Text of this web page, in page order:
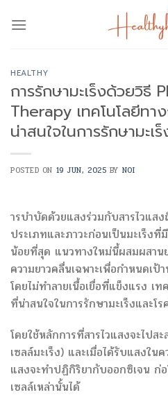
HEALTHY
การรักษามะเร็งด้วยวิธี
Therapy เทคโนโลยีท
น่าสนใจในการรักษามะเ
POSTED ON 19 JUN, 2025 BY NOI
ารบำบัดด้วยแสงร่วมกับสารไวแสง
ประเภทและภาวะก่อนเป็นมะเร็ง
น้อยที่สุด แนวทางใหม่นี้ผสมผสาน
ความยาวคลื่นเฉพาะเพื่อกำหนดเป้
โดยไม่ทำลายเนื้อเยื่อที่แข็งแรง เ
ที่น่าสนใจในการรักษามะเร็งและโ
โดยใช้หลักการที่สารไวแสงจะไปส
เซลล์มะเร็ง) และเมื่อได้รับแสงใน
แสงจะทำปฏิกิริยากับออกซิเจน ก่อ
เซลล์เหล่านั้นได้